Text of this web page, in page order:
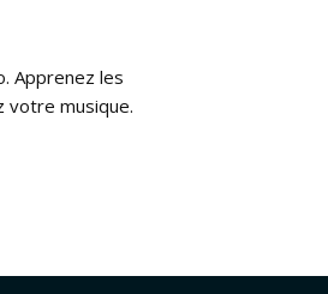
Apprenez les
votre musique.